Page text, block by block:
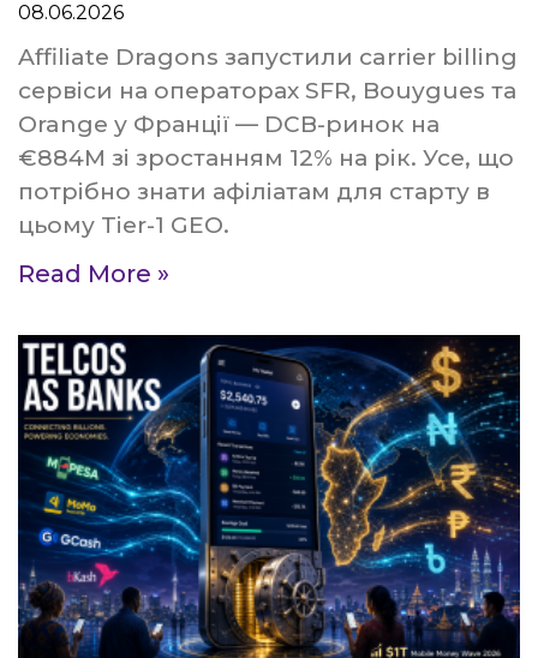
08.06.2026
Affiliate Dragons запустили carrier billing
сервіси на операторах SFR, Bouygues та
Orange у Франції — DCB-ринок на
€884M зі зростанням 12% на рік. Усе, що
потрібно знати афіліатам для старту в
цьому Tier-1 GEO.
Read More »